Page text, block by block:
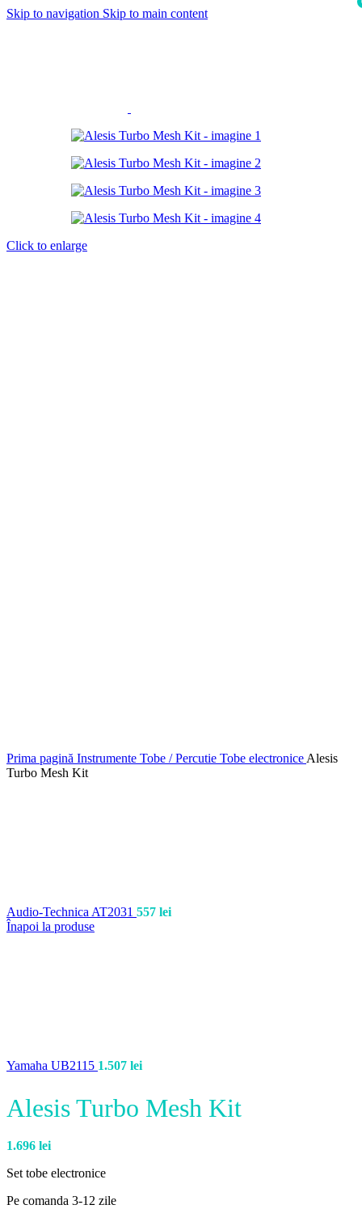
Skip to navigation Skip to main content
Click to enlarge
Prima pagină Instrumente Tobe / Percutie Tobe electronice Alesis
Turbo Mesh Kit
Audio-Technica AT2031 557 lei
Înapoi la produse
Yamaha UB2115 1.507 lei
Alesis Turbo Mesh Kit
1.696 lei
Set tobe electronice
Pe comanda 3-12 zile